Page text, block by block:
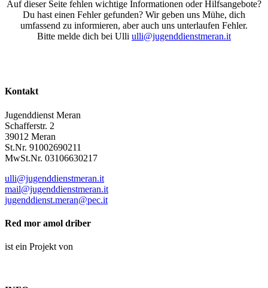
Auf dieser Seite fehlen wichtige Informationen oder Hilfsangebote?
Du hast einen Fehler gefunden? Wir geben uns Mühe, dich
umfassend zu informieren, aber auch uns unterlaufen Fehler.
Bitte melde dich bei Ulli ulli@jugenddienstmeran.it
Kontakt
Jugenddienst Meran
Schafferstr. 2
39012 Meran
St.Nr. 91002690211
MwSt.Nr. 03106630217
ulli@jugenddienstmeran.it
mail@jugenddienstmeran.it
jugenddienst.meran@pec.it
Red mor amol driber
ist ein Projekt von